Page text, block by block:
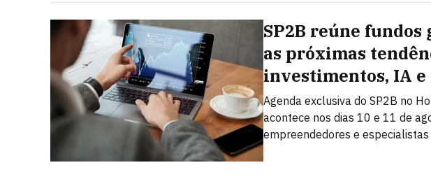
SP2B reúne
as próximas
investimentos, IA e
Agenda exclusiva do SP2B no
acontece nos dias 10 e 11 de
empreendedores e especialistas